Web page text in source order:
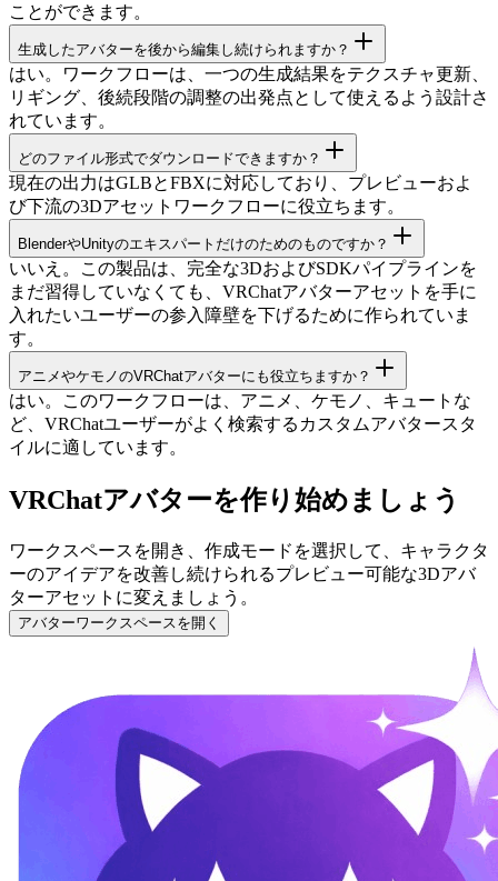
ことができます。
生成したアバターを後から編集し続けられますか？
はい。ワークフローは、一つの生成結果をテクスチャ更新、
リギング、後続段階の調整の出発点として使えるよう設計さ
れています。
どのファイル形式でダウンロードできますか？
現在の出力はGLBとFBXに対応しており、プレビューおよ
び下流の3Dアセットワークフローに役立ちます。
BlenderやUnityのエキスパートだけのためのものですか？
いいえ。この製品は、完全な3DおよびSDKパイプラインを
まだ習得していなくても、VRChatアバターアセットを手に
入れたいユーザーの参入障壁を下げるために作られていま
す。
アニメやケモノのVRChatアバターにも役立ちますか？
はい。このワークフローは、アニメ、ケモノ、キュートな
ど、VRChatユーザーがよく検索するカスタムアバタースタ
イルに適しています。
VRChatアバターを作り始めましょう
ワークスペースを開き、作成モードを選択して、キャラクタ
ーのアイデアを改善し続けられるプレビュー可能な3Dアバ
ターアセットに変えましょう。
アバターワークスペースを開く